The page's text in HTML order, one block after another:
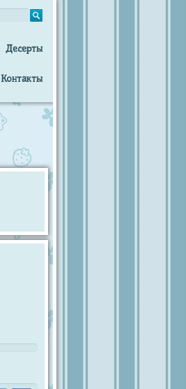
Десерты
Контакты